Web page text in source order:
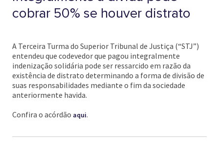
cobrar 50% se houver distrato
A Terceira Turma do Superior Tribunal de Justiça (“STJ”)
entendeu que codevedor que pagou integralmente
indenização solidária pode ser ressarcido em razão da
existência de distrato determinando a forma de divisão de
suas responsabilidades mediante o fim da sociedade
anteriormente havida.
Confira o acórdão aqui.